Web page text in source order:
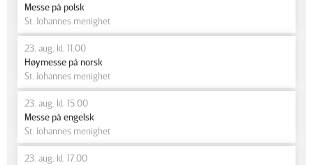
Messe på polsk
St. Johannes menighet
23. aug. kl. 11.00
Høymesse på norsk
St. Johannes menighet
23. aug. kl. 15.00
Messe på engelsk
St. Johannes menighet
23. aug. kl. 17.00